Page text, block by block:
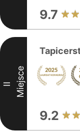
9.7
II Miejsce
9.2